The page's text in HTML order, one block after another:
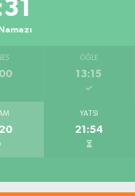
ÖĞLE
13:15
YATSI
21:54